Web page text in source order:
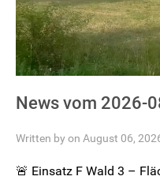
News vom 2026-
Written by on August 06,
🚨 Einsatz F Wald 3 –